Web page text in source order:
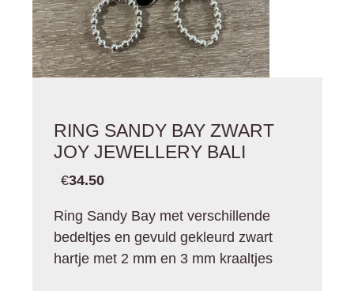
RING SANDY BAY ZWART
JOY JEWELLERY BALI
€34.50
Ring Sandy Bay met verschillende
bedeltjes en gevuld gekleurd zwart
hartje met 2 mm en 3 mm kraaltjes